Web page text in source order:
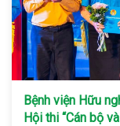
Bệnh viện Hữu
Hội thi “Cán bộ